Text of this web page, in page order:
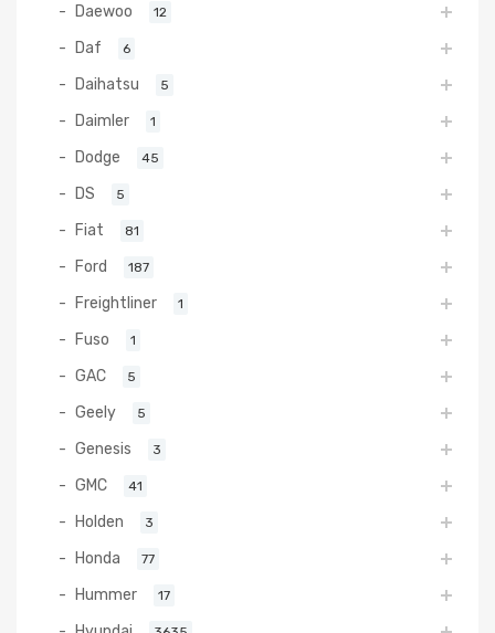
Daewoo 12
Daf 6
Daihatsu 5
Daimler 1
Dodge 45
DS 5
Fiat 81
Ford 187
Freightliner 1
Fuso 1
GAC 5
Geely 5
Genesis 3
GMC 41
Holden 3
Honda 77
Hummer 17